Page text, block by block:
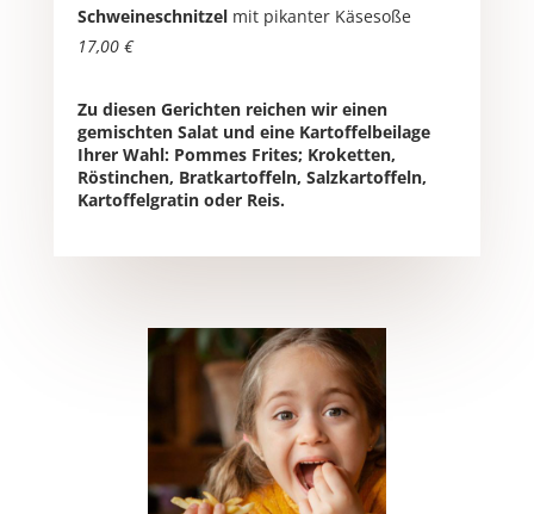
Schweineschnitzelmit pikanter Käsesoße
17,00 €
Zu diesen Gerichten reichen wir einen
gemischten Salat und eine Kartoffelbeilage
Ihrer Wahl: Pommes Frites; Kroketten,
Röstinchen, Bratkartoffeln, Salzkartoffeln,
Kartoffelgratin oder Reis.